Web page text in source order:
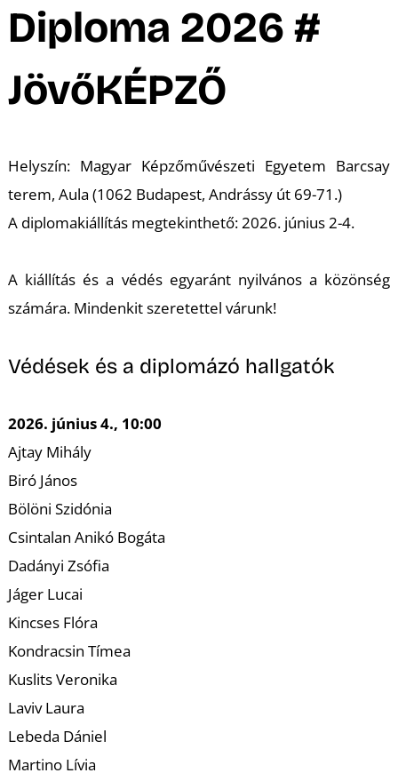
Diploma 2026 #
JövőKÉPZŐ
Helyszín: Magyar Képzőművészeti Egyetem Barcsay
terem, Aula (1062 Budapest, Andrássy út 69-71.)
A diplomakiállítás megtekinthető: 2026. június 2-4.
A kiállítás és a védés egyaránt nyilvános a közönség
számára. Mindenkit szeretettel várunk!
Védések és a diplomázó hallgatók
2026. június 4., 10:00
Ajtay Mihály
Biró János
Bölöni Szidónia
Csintalan Anikó Bogáta
Dadányi Zsófia
Jáger Lucai
Kincses Flóra
Kondracsin Tímea
Kuslits Veronika
Laviv Laura
Lebeda Dániel
Martino Lívia